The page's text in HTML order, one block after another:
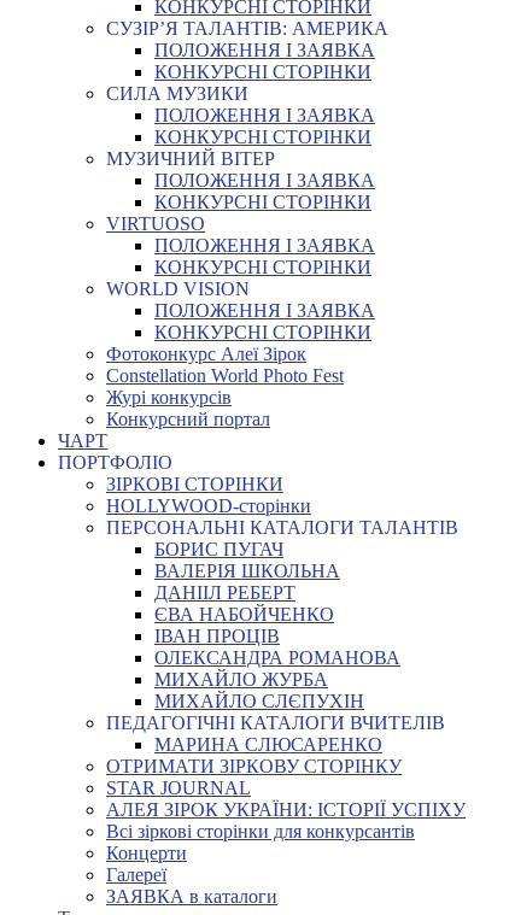
КОНКУРСНІ СТОРІНКИ
СУЗІР’Я ТАЛАНТІВ: АМЕРИКА
ПОЛОЖЕННЯ І ЗАЯВКА
КОНКУРСНІ СТОРІНКИ
СИЛА МУЗИКИ
ПОЛОЖЕННЯ І ЗАЯВКА
КОНКУРСНІ СТОРІНКИ
МУЗИЧНИЙ ВІТЕР
ПОЛОЖЕННЯ І ЗАЯВКА
КОНКУРСНІ СТОРІНКИ
VIRTUOSO
ПОЛОЖЕННЯ І ЗАЯВКА
КОНКУРСНІ СТОРІНКИ
WORLD VISION
ПОЛОЖЕННЯ І ЗАЯВКА
КОНКУРСНІ СТОРІНКИ
Фотоконкурс Алеї Зірок
Constellation World Photo Fest
Журі конкурсів
Конкурсний портал
ЧАРТ
ПОРТФОЛІО
ЗІРКОВІ СТОРІНКИ
HOLLYWOOD-сторінки
ПЕРСОНАЛЬНІ КАТАЛОГИ ТАЛАНТІВ
БОРИС ПУГАЧ
ВАЛЕРІЯ ШКОЛЬНА
ДАНІІЛ РЕБЕРТ
ЄВА НАБОЙЧЕНКО
ІВАН ПРОЦІВ
ОЛЕКСАНДРА РОМАНОВА
МИХАЙЛО ЖУРБА
МИХАЙЛО СЛЄПУХІН
ПЕДАГОГІЧНІ КАТАЛОГИ ВЧИТЕЛІВ
МАРИНА СЛЮСАРЕНКО
ОТРИМАТИ ЗІРКОВУ СТОРІНКУ
STAR JOURNAL
АЛЕЯ ЗІРОК УКРАЇНИ: ІСТОРІЇ УСПІХУ
Всі зіркові сторінки для конкурсантів
Концерти
Галереї
ЗАЯВКА в каталоги